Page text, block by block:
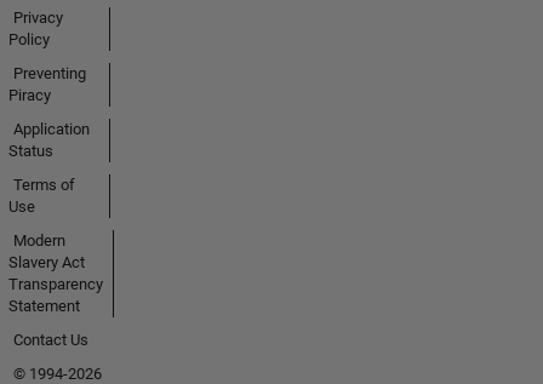
Privacy
Policy
Preventing
Piracy
Application
Status
Terms of
Use
Modern
Slavery Act
Transparency
Statement
Contact Us
© 1994-2026